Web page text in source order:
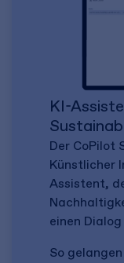
KI-
Der CoPilot
Künstlicher
Assistent,
einen
So